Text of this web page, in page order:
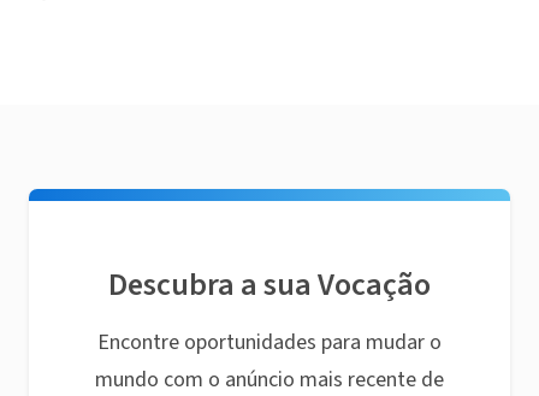
Descubra a sua Vocação
Encontre oportunidades para mudar o
mundo com o anúncio mais recente de